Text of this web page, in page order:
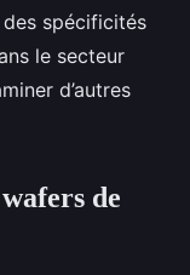
spécificités
le secteur
d’autres
de